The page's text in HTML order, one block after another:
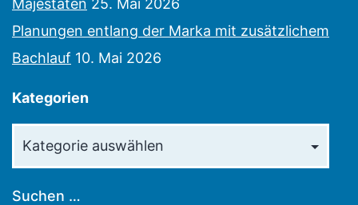
Planungen entlang der Marka mit zusätzlichem
Bachlauf 10. Mai 2026
Kategorien
Suchen …